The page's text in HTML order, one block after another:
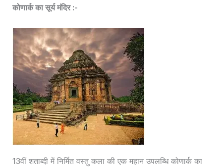
कोणार्क का सूर्य मंदिर :-
13वीं शताब्दी में निर्मित वस्तु कला की एक महान उपलब्धि कोणार्क का